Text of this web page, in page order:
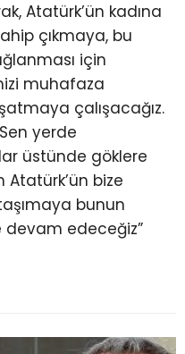
Atatürk’ün kadına
çıkmaya, bu
için
muhafaza
çalışacağız.
yerde
üstünde göklere
Atatürk’ün bize
bunun
edeceğiz”